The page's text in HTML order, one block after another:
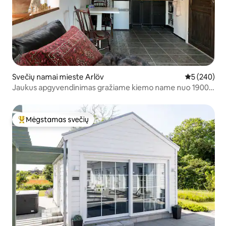
Svečių namai mieste Arlöv Vidutinis
5 (240)
Jaukus apgyvendinimas gražiame kiemo name nuo 1900
Svečių mėgstamiausias
Mėgstamas svečių